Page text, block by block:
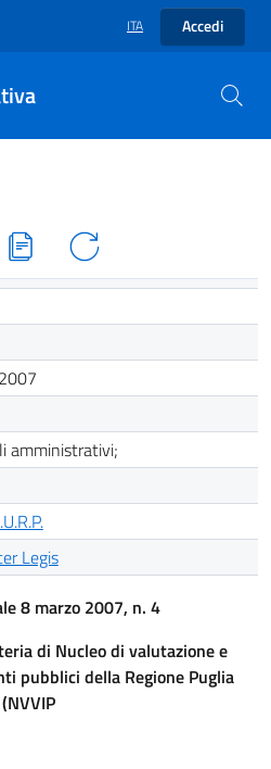
ITA Accedi
amministrativi;
Legis
8 marzo 2007, n. 4
di Nucleo di valutazione e
pubblici della Regione Puglia
(NVVIP